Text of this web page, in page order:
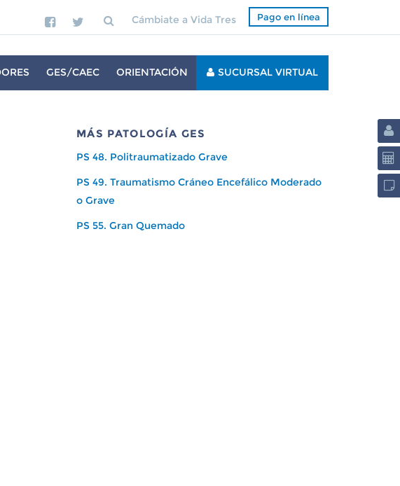
Pago en línea
Cámbiate a Vida Tres
GES/CAEC ORIENTACIÓN SUCURSAL VIRTUAL
MÁS PATOLOGÍA GES
PS 48. Politraumatizado Grave
PS 49. Traumatismo Cráneo Encefálico Moderado
o Grave
PS 55. Gran Quemado